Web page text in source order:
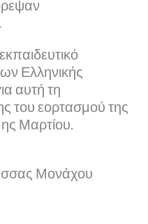
Ελληνικής
αυτή τη
του εορτασμού της
Μαρτίου.
Μονάχου